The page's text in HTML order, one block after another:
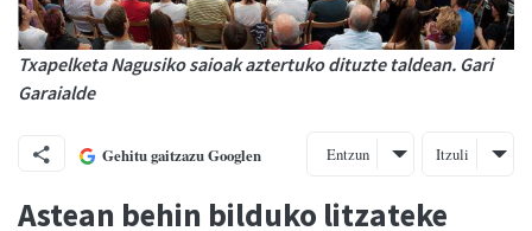
Txapelketa Nagusiko saioak aztertuko dituzte taldean. Gari
Garaialde
Gehitu gaitzazu Googlen Entzun Itzuli
Astean behin bilduko litzateke